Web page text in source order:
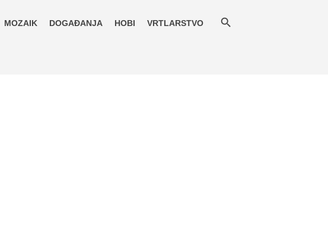
MOZAIK DOGAĐANJA HOBI VRTLARSTVO